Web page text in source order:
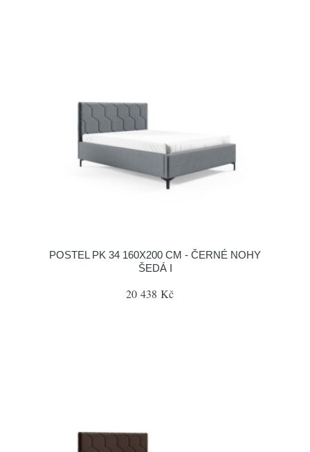
POSTEL PK 34 160X200 CM - ČERNÉ NOHY
ŠEDÁ I
20 438 Kč